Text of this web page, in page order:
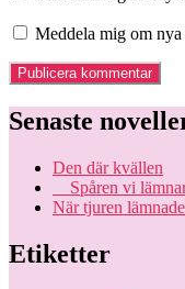
Meddela mig om
Senaste
Den där kvällen
Spåren vi
När tjuren
Etiketter